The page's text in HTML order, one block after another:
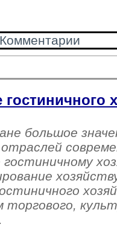
Комментарии
гостиничного
большое
торгового,